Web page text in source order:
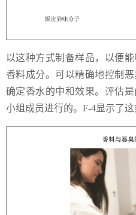
以这种方式制备样品，以便
香料成分。可以精确地控制
确定香水的中和效果。评估
小组成员进行的。F-4显示了这